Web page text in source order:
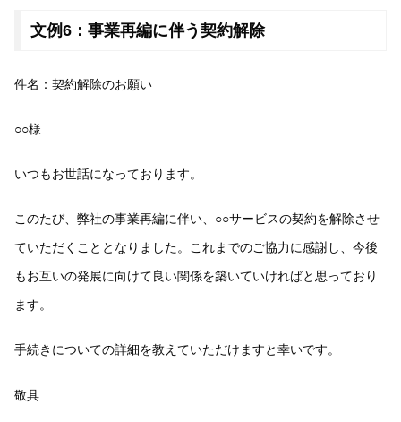
文例6：事業再編に伴う契約解除
件名：契約解除のお願い
○○様
いつもお世話になっております。
このたび、弊社の事業再編に伴い、○○サービスの契約を解除させ
ていただくこととなりました。これまでのご協力に感謝し、今後
もお互いの発展に向けて良い関係を築いていければと思っており
ます。
手続きについての詳細を教えていただけますと幸いです。
敬具